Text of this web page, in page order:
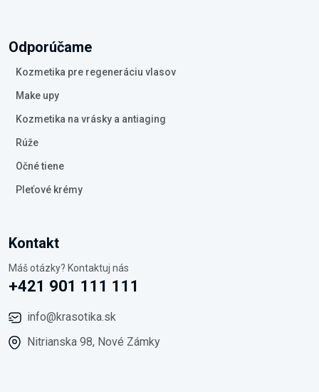
Odporúčame
Kozmetika pre regeneráciu vlasov
Make upy
Kozmetika na vrásky a antiaging
Rúže
Očné tiene
Pleťové krémy
Kontakt
Máš otázky? Kontaktuj nás
+421 901 111 111
info@krasotika.sk
Nitrianska 98, Nové Zámky